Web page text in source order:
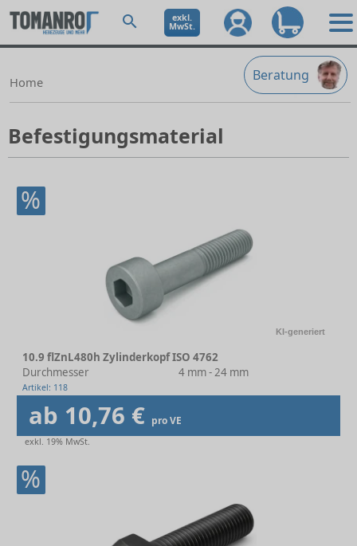
exkl.
MwSt.
Beratung
Home
Befestigungsmaterial
%
KI-generiert
10.9 flZnL480h Zylinderkopf ISO 4762
Durchmesser
4 mm - 24 mm
Artikel: 118
ab 10,76 € pro VE
exkl. 19% MwSt.
%